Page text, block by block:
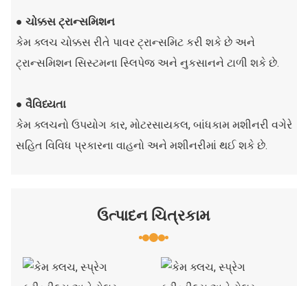
● ચોક્કસ ટ્રાન્સમિશન
કેમ ક્લચ ચોક્કસ રીતે પાવર ટ્રાન્સમિટ કરી શકે છે અને
ટ્રાન્સમિશન સિસ્ટમના સ્લિપેજ અને નુકસાનને ટાળી શકે છે.
● વૈવિધ્યતા
કેમ ક્લચનો ઉપયોગ કાર, મોટરસાયકલ, બાંધકામ મશીનરી વગેરે
સહિત વિવિધ પ્રકારના વાહનો અને મશીનરીમાં થઈ શકે છે.
ઉત્પાદન ચિત્રકામ